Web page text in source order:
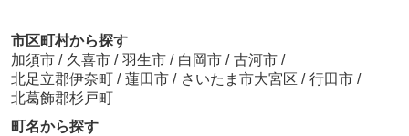
市区町村から探す
加須市 / 久喜市 / 羽生市 / 白岡市 / 古河市 /
北足立郡伊奈町 / 蓮田市 / さいたま市大宮区 / 行田市 /
北葛飾郡杉戸町
町名から探す